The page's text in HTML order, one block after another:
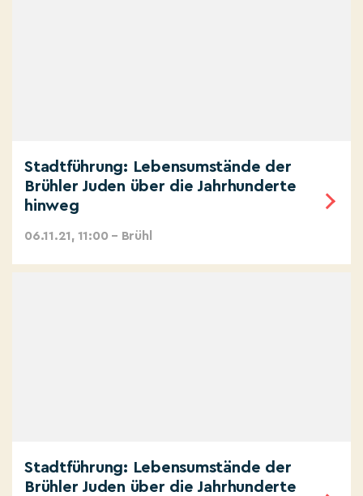
Stadtführung: Lebensumstände der
Brühler Juden über die Jahrhunderte
hinweg
06.11.21, 11:00 – Brühl
Stadtführung: Lebensumstände der
Brühler Juden über die Jahrhunderte